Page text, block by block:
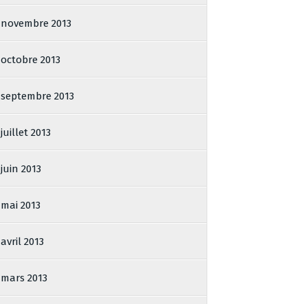
novembre 2013
octobre 2013
septembre 2013
juillet 2013
juin 2013
mai 2013
avril 2013
mars 2013